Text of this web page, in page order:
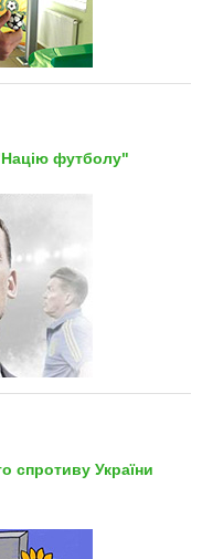
футболу"
спротиву України